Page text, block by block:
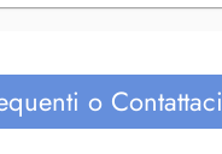
o Contattaci